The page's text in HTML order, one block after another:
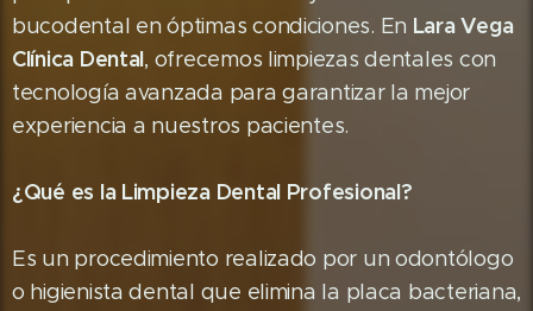
bucodental en óptimas condiciones. En Lara Vega
Clínica Dental, ofrecemos limpiezas dentales con
tecnología avanzada para garantizar la mejor
experiencia a nuestros pacientes.
¿Qué es la Limpieza Dental Profesional?
Es un procedimiento realizado por un odontólogo
o higienista dental que elimina la placa bacteriana,